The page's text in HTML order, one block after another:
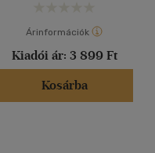
Árinformációk
Kiadói ár: 3 899 Ft
Kosárba